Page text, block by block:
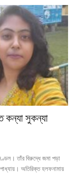
কন্যা সুকন্যা
তাঁর বিরুদ্ধে জমা পড়া
অতিরিক্ত হলফনামায়